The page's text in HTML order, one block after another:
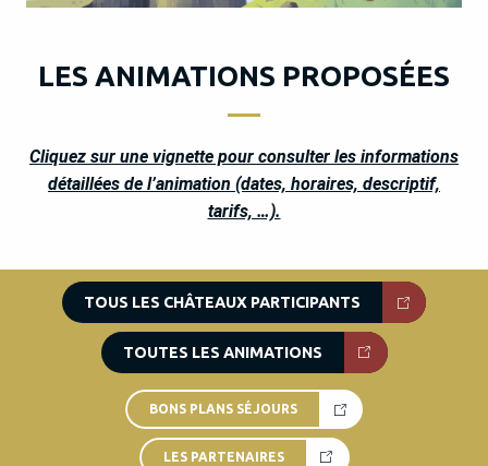
LES ANIMATIONS PROPOSÉES
Cliquez sur une vignette pour consulter les informations
détaillées de l’animation (dates, horaires, descriptif,
tarifs, …).
TOUS LES CHÂTEAUX PARTICIPANTS
TOUTES LES ANIMATIONS
BONS PLANS SÉJOURS
LES PARTENAIRES